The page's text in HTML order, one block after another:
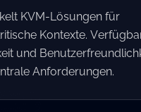
KVM-Lösungen für
Kontexte.
und
Anforderungen.